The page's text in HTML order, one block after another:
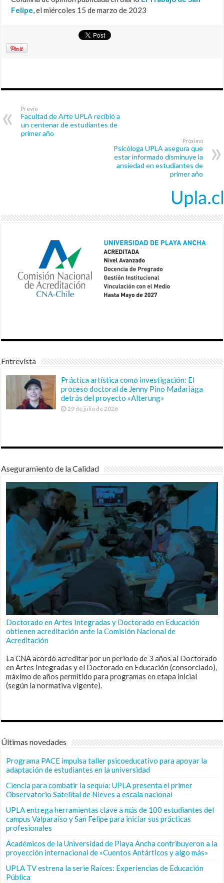
Felipe, el miércoles 15 de marzo de 2023
Previo
Facultad de Arte UPLA recibió a
un centenar de estudiantes de
primer año
Próximo
Psicóloga UPLA asegura que
estar informado disminuye la
ansiedad en estudiantes de
primer año
Entrevista
Práctica artística como investigación: El
proceso doctoral de Jenny Pino Madariaga
detrás del proyecto «Alterung»
29 de julio de 2026
Aseguramiento de la Calidad
Doctorado en Artes Integradas y Doctorado en Educación
obtienen acreditación ante la Comisión Nacional de
Acreditación
La CNA acordó acreditar por un periodo de 3 años al Doctorado
en Artes Integradas y el Doctorado en Educación (consorciado),
máximo de años permitido para programas en etapa inicial
(según la normativa vigente).
Últimas novedades
Programa PACE impulsa taller psicoeducativo para apoyar la
adaptación de estudiantes en la universidad
Ciencia para combatir la sequía: UPLA presenta el primer
Observatorio Satelital de Nieves a escala nacional
UPLA entrega herramientas clave a más de 100 estudiantes del
campus Valparaíso y San Felipe para iniciar sus prácticas
profesionales
Académicos de la Universidad de Playa Ancha contribuyeron a la
proyección internacional de «Cuentos Antárticos y algo más»
UPLA TV estrena la serie Raíces: Experiencias de Educación
Pública